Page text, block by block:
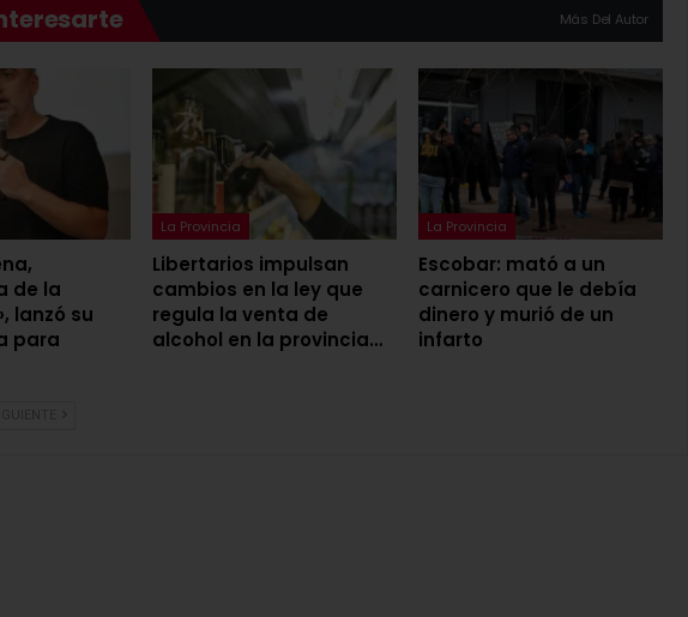
Más Del Autor
de la
lanzó su
para
La Provincia
Libertarios impulsan
cambios en la ley que
regula la venta de
alcohol en la provincia…
La Provincia
Escobar: mató a un
carnicero que le debía
dinero y murió de un
infarto